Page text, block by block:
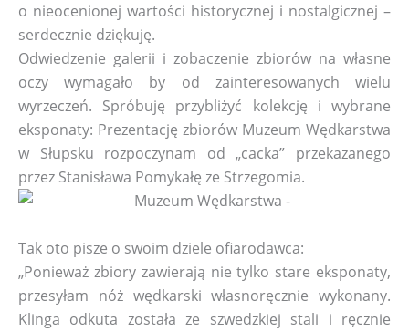
o nieocenionej wartości historycznej i nostalgicznej –
serdecznie dziękuję.
Odwiedzenie galerii i zobaczenie zbiorów na własne
oczy wymagało by od zainteresowanych wielu
wyrzeczeń. Spróbuję przybliżyć kolekcję i wybrane
eksponaty: Prezentację zbiorów Muzeum Wędkarstwa
w Słupsku rozpoczynam od „cacka” przekazanego
przez Stanisława Pomykałę ze Strzegomia.
Tak oto pisze o swoim dziele ofiarodawca:
„Ponieważ zbiory zawierają nie tylko stare eksponaty,
przesyłam nóż wędkarski własnoręcznie wykonany.
Klinga odkuta została ze szwedzkiej stali i ręcznie